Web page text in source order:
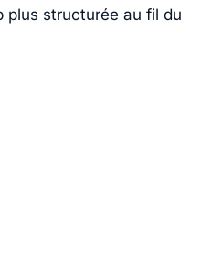
plus structurée au fil du